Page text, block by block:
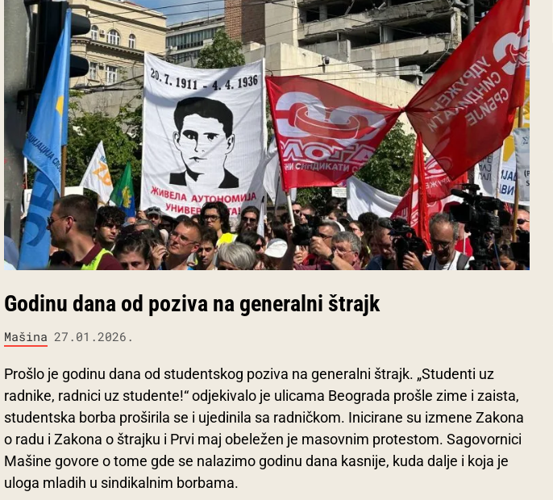
Godinu dana od poziva na generalni štrajk
Mašina 27.01.2026.
Prošlo je godinu dana od studentskog poziva na generalni štrajk. „Studenti uz
radnike, radnici uz studente!“ odjekivalo je ulicama Beograda prošle zime i zaista,
studentska borba proširila se i ujedinila sa radničkom. Inicirane su izmene Zakona
o radu i Zakona o štrajku i Prvi maj obeležen je masovnim protestom. Sagovornici
Mašine govore o tome gde se nalazimo godinu dana kasnije, kuda dalje i koja je
uloga mladih u sindikalnim borbama.